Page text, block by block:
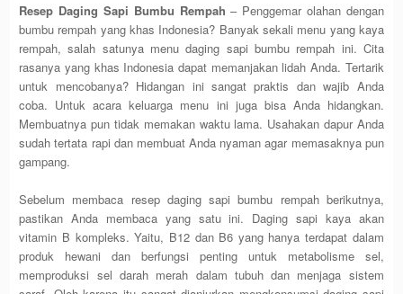
Resep Daging Sapi Bumbu Rempah – Penggemar olahan dengan
bumbu rempah yang khas Indonesia? Banyak sekali menu yang kaya
rempah, salah satunya menu daging sapi bumbu rempah ini. Cita
rasanya yang khas Indonesia dapat memanjakan lidah Anda. Tertarik
untuk mencobanya? Hidangan ini sangat praktis dan wajib Anda
coba. Untuk acara keluarga menu ini juga bisa Anda hidangkan.
Membuatnya pun tidak memakan waktu lama. Usahakan dapur Anda
sudah tertata rapi dan membuat Anda nyaman agar memasaknya pun
gampang.
Sebelum membaca resep daging sapi bumbu rempah berikutnya,
pastikan Anda membaca yang satu ini. Daging sapi kaya akan
vitamin B kompleks. Yaitu, B12 dan B6 yang hanya terdapat dalam
produk hewani dan berfungsi penting untuk metabolisme sel,
memproduksi sel darah merah dalam tubuh dan menjaga sistem